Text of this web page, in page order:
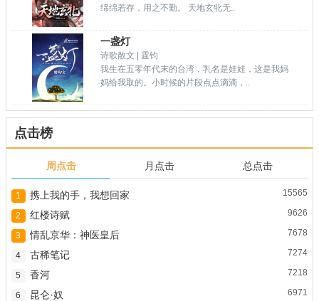
绵绵若存，用之不勤。 天地玄牝无..
一盏灯
诗歌散文 | 霆钧
我生在五零年代末的台湾，乳名是娃娃，这是我妈
妈给我取的。小时候的片段点点滴滴，..
点击榜
周点击 月点击 总点击
15565
1 携上我的手，我想回家
9626
2 红楼诗赋
7678
3 情乱京华：神医皇后
7274
4 古稀笔记
7218
5 香河
6971
6 昆仑·奴